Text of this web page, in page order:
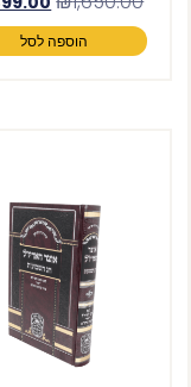
הוספה לסל